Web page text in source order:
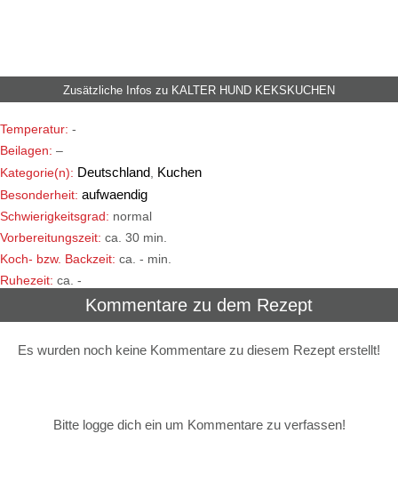
Zusätzliche Infos zu KALTER HUND KEKSKUCHEN
Temperatur: -
Beilagen: –
Kategorie(n): Deutschland Kuchen
Besonderheit: aufwaendig
Schwierigkeitsgrad: normal
Vorbereitungszeit: ca. 30 min.
Koch- bzw. Backzeit: ca. - min.
Ruhezeit: ca. -
Kommentare zu dem Rezept
Es wurden noch keine Kommentare zu diesem Rezept erstellt!
Bitte logge dich ein um Kommentare zu verfassen!